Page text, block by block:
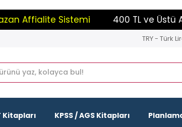
Affialite Sistemi 400 TL ve Üstü
TRY - Türk
Kitapları KPSS / AGS Kitapları